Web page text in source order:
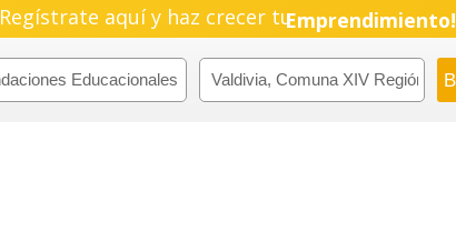
Regístrate aquí y haz crecer tuEmprendimiento!